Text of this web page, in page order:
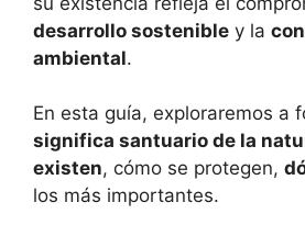
desarrollo sostenible y la
ambiental.
En esta guía, exploraremos a
significa santuario de la
existen, cómo se protegen,
los más importantes.